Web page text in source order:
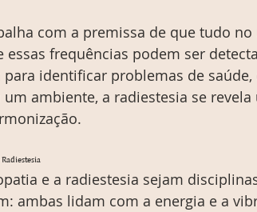
com a premissa de que tudo
essas frequências podem ser
para identificar problemas de
ambiente, a radiestesia se
e a radiestesia sejam
ambas lidam com a energia e a